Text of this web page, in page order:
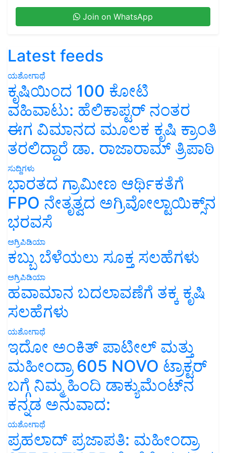
Join on WhatsApp
Latest feeds
ಯಶೋಗಾಥೆ
ಕೃಷಿಯಿಂದ 100 ಕೋಟಿ
ವಹಿವಾಟು: ಹೆಲಿಕಾಪ್ಟರ್ ನಂತರ
ಈಗ ವಿಮಾನದ ಮೂಲಕ ಕೃಷಿ ಕ್ರಾಂತಿ
ತರಲಿದ್ದಾರೆ ಡಾ. ರಾಜಾರಾಮ್ ತ್ರಿಪಾಠಿ
ಸುದ್ದಿಗಳು
ಭಾರತದ ಗ್ರಾಮೀಣ ಆರ್ಥಿಕತೆಗೆ
FPO ನೇತೃತ್ವದ ಅಗ್ರಿವೋಲ್ಟಾಯಿಕ್ಸ್‌ನ
ಭರವಸೆ
ಅಗ್ರಿಪಿಡಿಯಾ
ಕಬ್ಬು ಬೆಳೆಯಲು ಸೂಕ್ತ ಸಲಹೆಗಳು
ಅಗ್ರಿಪಿಡಿಯಾ
ಹವಾಮಾನ ಬದಲಾವಣೆಗೆ ತಕ್ಕ ಕೃಷಿ
ಸಲಹೆಗಳು
ಯಶೋಗಾಥೆ
ಇದೋ ಅಂಕಿತ್ ಪಾಟೀಲ್ ಮತ್ತು
ಮಹೀಂದ್ರಾ 605 NOVO ಟ್ರಾಕ್ಟರ್
ಬಗ್ಗೆ ನಿಮ್ಮ ಹಿಂದಿ ಡಾಕ್ಯುಮೆಂಟ್‌ನ
ಕನ್ನಡ ಅನುವಾದ:
ಯಶೋಗಾಥೆ
ಪ್ರಹಲಾದ್ ಪ್ರಜಾಪತಿ: ಮಹೀಂದ್ರಾ